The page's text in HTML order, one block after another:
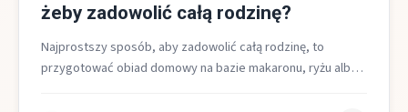
żeby zadowolić całą rodzinę?
Najprostszy sposób, aby zadowolić całą rodzinę, to
przygotować obiad domowy na bazie makaronu, ryżu albo